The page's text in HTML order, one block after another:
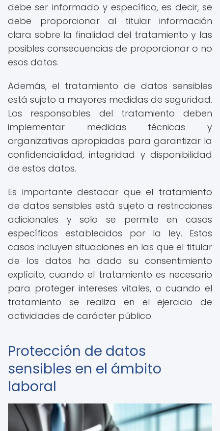
debe ser informado y específico, es decir, se
debe proporcionar al titular información
clara sobre la finalidad del tratamiento y las
posibles consecuencias de proporcionar o no
esos datos.
Además, el tratamiento de datos sensibles
está sujeto a mayores medidas de seguridad.
Los responsables del tratamiento deben
implementar medidas técnicas y
organizativas apropiadas para garantizar la
confidencialidad, integridad y disponibilidad
de estos datos.
Es importante destacar que el tratamiento
de datos sensibles está sujeto a restricciones
adicionales y solo se permite en casos
específicos establecidos por la ley. Estos
casos incluyen situaciones en las que el titular
de los datos ha dado su consentimiento
explícito, cuando el tratamiento es necesario
para proteger intereses vitales, o cuando el
tratamiento se realiza en el ejercicio de
actividades de carácter público.
Protección de datos
sensibles en el ámbito
laboral